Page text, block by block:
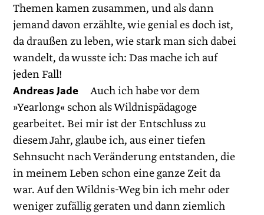
Themen kamen zusammen, und als dann
jemand davon erzählte, wie genial es doch ist,
da draußen zu leben, wie stark man sich dabei
wandelt, da wusste ich: Das mache ich auf
jeden Fall!
Andreas Jade Auch ich habe vor dem
»Yearlong« schon als Wildnispädagoge
gearbeitet. Bei mir ist der Entschluss zu
diesem Jahr, glaube ich, aus einer tiefen
Sehnsucht nach Veränderung entstanden, die
in meinem Leben schon eine ganze Zeit da
war. Auf den Wildnis-Weg bin ich mehr oder
weniger zufällig geraten und dann ziemlich